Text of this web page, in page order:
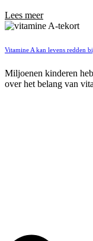
Lees meer
Vitamine A kan levens redden
Miljoenen kinderen
over het belang van